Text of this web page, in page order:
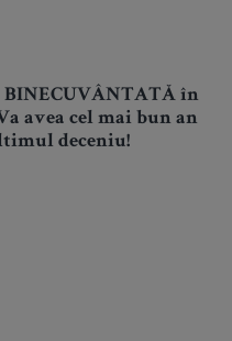
BINECUVÂNTATĂ în
avea cel mai bun an
deceniu!